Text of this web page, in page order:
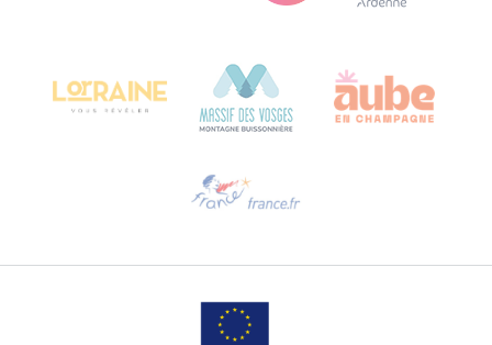
Bureau de Colmar (sede operativa)
Contattaci per e-mail